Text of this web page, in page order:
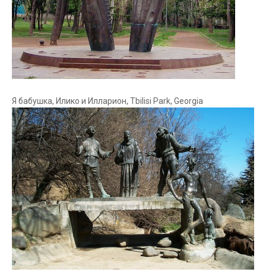
Я бабушка, Илико и Илларион, Tbilisi Park, Georgia